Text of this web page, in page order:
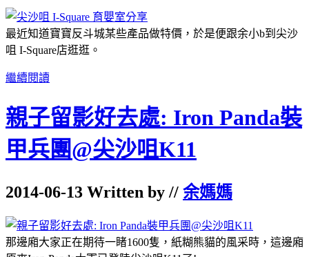
最近知道寶寶反斗城某些產品做特價，於是便跟余小b到尖沙
咀 I-Square店逛逛。
繼續閱讀
親子留影好去處: Iron Panda裝
甲兵團@尖沙咀K11
2014-06-13 Written by // 余媽媽
那邊廂大家正在期待一睹1600隻，紙糊熊貓的風采時，這邊廂